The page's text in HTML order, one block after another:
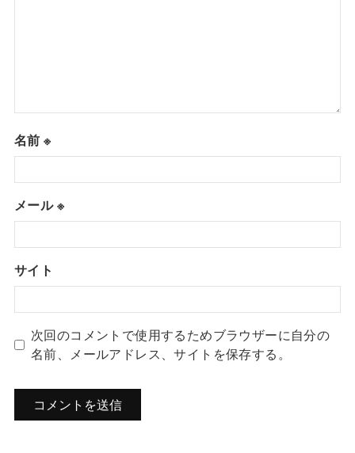
名前※
メール※
サイト
次回のコメントで使用するためブラウザーに自分の
名前、メールアドレス、サイトを保存する。